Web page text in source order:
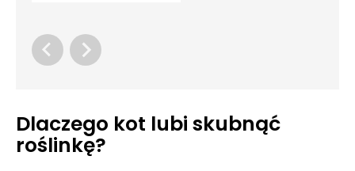
Dlaczego kot lubi skubnąć
roślinkę?